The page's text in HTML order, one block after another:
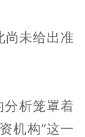
尚未给出准
分析笼罩着
机构”这一